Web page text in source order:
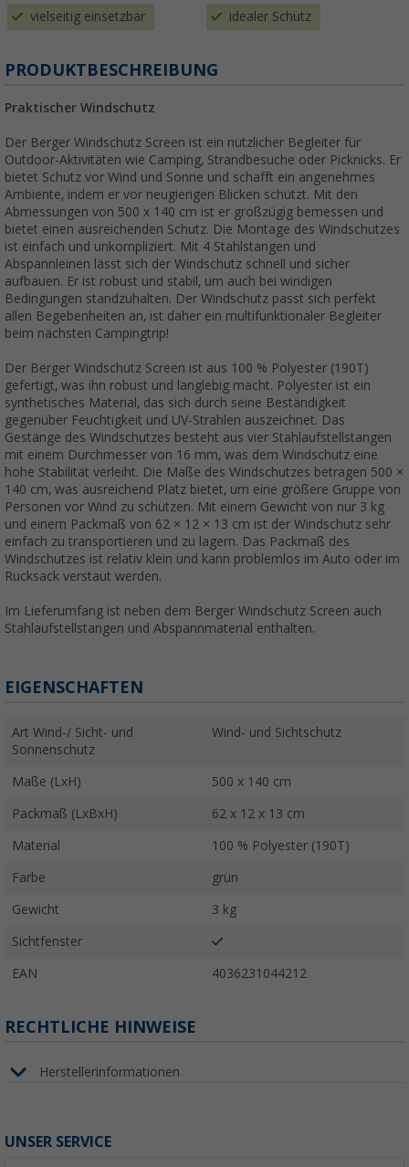
vielseitig einsetzbar idealer Schutz
PRODUKTBESCHREIBUNG
Praktischer Windschutz
Der Berger Windschutz Screen ist ein nützlicher Begleiter für
Outdoor-Aktivitäten wie Camping, Strandbesuche oder Picknicks. Er
bietet Schutz vor Wind und Sonne und schafft ein angenehmes
Ambiente, indem er vor neugierigen Blicken schützt. Mit den
Abmessungen von 500 x 140 cm ist er großzügig bemessen und
bietet einen ausreichenden Schutz. Die Montage des Windschutzes
ist einfach und unkompliziert. Mit 4 Stahlstangen und
Abspannleinen lässt sich der Windschutz schnell und sicher
aufbauen. Er ist robust und stabil, um auch bei windigen
Bedingungen standzuhalten. Der Windschutz passt sich perfekt
allen Begebenheiten an, ist daher ein multifunktionaler Begleiter
beim nächsten Campingtrip!
Der Berger Windschutz Screen ist aus 100 % Polyester (190T)
gefertigt, was ihn robust und langlebig macht. Polyester ist ein
synthetisches Material, das sich durch seine Beständigkeit
gegenüber Feuchtigkeit und UV-Strahlen auszeichnet. Das
Gestänge des Windschutzes besteht aus vier Stahlaufstellstangen
mit einem Durchmesser von 16 mm, was dem Windschutz eine
hohe Stabilität verleiht. Die Maße des Windschutzes betragen 500 ×
140 cm, was ausreichend Platz bietet, um eine größere Gruppe von
Personen vor Wind zu schützen. Mit einem Gewicht von nur 3 kg
und einem Packmaß von 62 × 12 × 13 cm ist der Windschutz sehr
einfach zu transportieren und zu lagern. Das Packmaß des
Windschutzes ist relativ klein und kann problemlos im Auto oder im
Rucksack verstaut werden.
Im Lieferumfang ist neben dem Berger Windschutz Screen auch
Stahlaufstellstangen und Abspannmaterial enthalten.
EIGENSCHAFTEN
Art Wind-/ Sicht- und
Sonnenschutz
Wind- und Sichtschutz
Maße (LxH) 500 x 140 cm
Packmaß (LxBxH) 62 x 12 x 13 cm
Material 100 % Polyester (190T)
Farbe grün
Gewicht 3 kg
Sichtfenster
EAN 4036231044212
RECHTLICHE HINWEISE
Herstellerinformationen
UNSER SERVICE